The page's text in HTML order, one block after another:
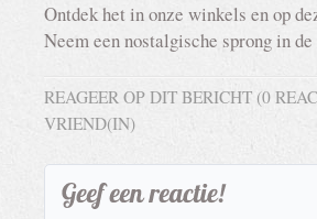
Ontdek het in onze winkels en op
Neem een nostalgische sprong in
REAGEER OP DIT BERICHT (0
VRIEND(IN)